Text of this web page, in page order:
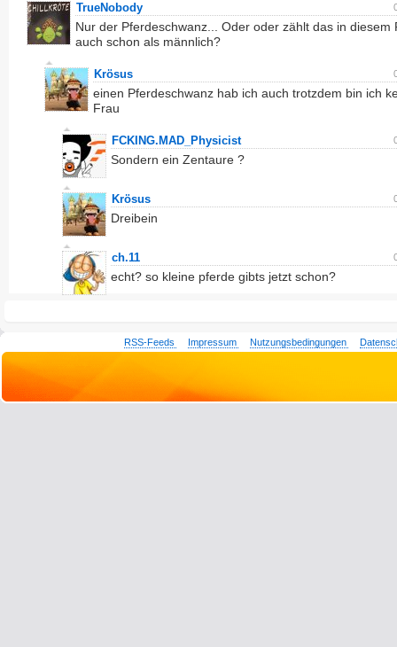
TrueNobody
Nur der Pferdeschwanz... Oder oder zählt das in diesem
auch schon als männlich?
Krösus
einen Pferdeschwanz hab ich auch trotzdem bin ich
Frau
FCKING.MAD_Physicist
Sondern ein Zentaure ?
Krösus
Dreibein
ch.11
echt? so kleine pferde gibts jetzt schon?
RSS-Feeds Impressum Nutzungsbedingungen